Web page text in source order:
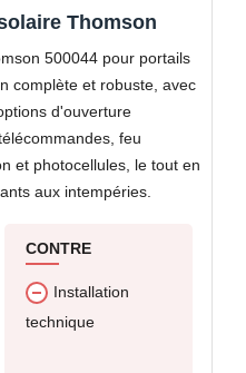
Motorisation portail solaire Thomson
500044 pour portails
complète et robuste, avec
d'ouverture
feu
et photocellules, le tout en
aux intempéries.
CONTRE
Installation
technique